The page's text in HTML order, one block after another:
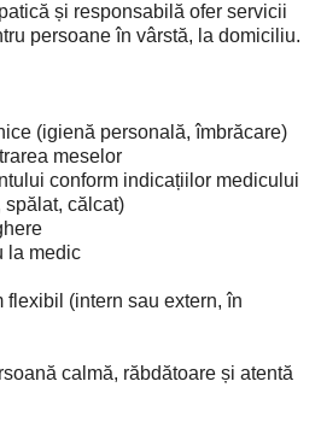
și responsabilă ofer servicii
persoane în vârstă, la domiciliu.
(igienă personală, îmbrăcare)
meselor
conform indicațiilor medicului
spălat, călcat)
la medic
flexibil (intern sau extern, în
calmă, răbdătoare și atentă